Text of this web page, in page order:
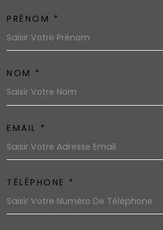
PRÉNOM *
NOM *
EMAIL *
TÉLÉPHONE *